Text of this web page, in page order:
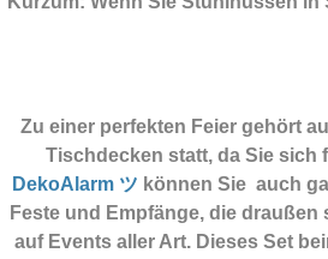
Zu einer perfekten Feier gehört
Tischdecken statt, da Sie sich
DekoAlarm ツ können Sie auch
Feste und Empfänge, die
auf Events aller Art. Dieses Set